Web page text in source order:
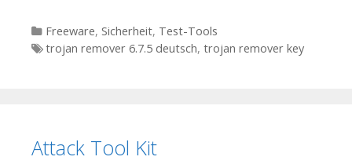
Kategorien
Freeware, Sicherheit, Test-Tools
Tags
trojan remover 6.7.5 deutsch, trojan remover key
Attack Tool Kit